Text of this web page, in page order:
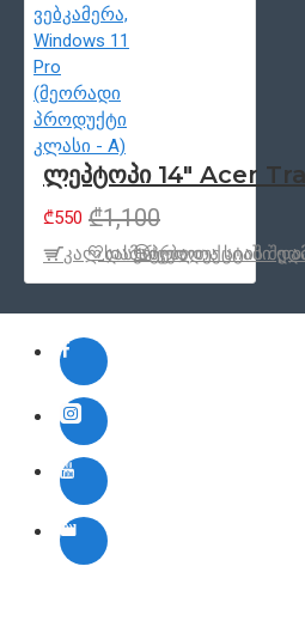
ლეპტოპი 14" Acer
₾550 ₾1,100
კალ.დამატება
სასურველთა სიაში
პროდუქცტის